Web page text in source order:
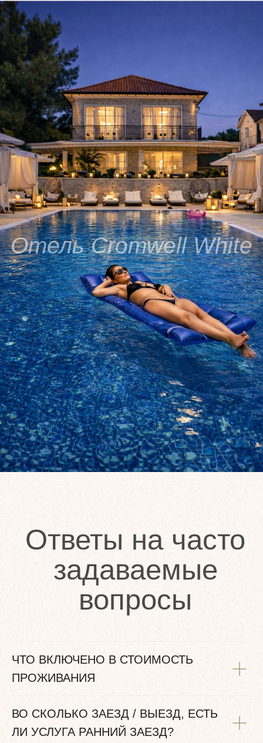
ЧТО ВКЛЮЧЕНО В СТОИМОСТЬ
ПРОЖИВАНИЯ
ВО СКОЛЬКО ЗАЕЗД / ВЫЕЗД, ЕСТЬ
ЛИ УСЛУГА РАННИЙ ЗАЕЗД?
© 2018-2026 Бутик-отель Cromwell White
Все права защищены
Официальный сайт отеля
ИП Герцева Валерия Дмитриевна
ИНН 230811916230
ОГРНИП 319237500135624 от 17.04.2019
*При заселении обязательно наличие
ветеринарного паспорта и действующей
комплексной прививки от бешенства и
опасных инфекционных заболеваний
Политика обработки персональных
данных
Разработка сайта